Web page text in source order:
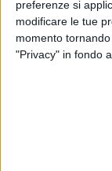
preferenze si
modificare le tue
momento
"Privacy" in fondo
Un